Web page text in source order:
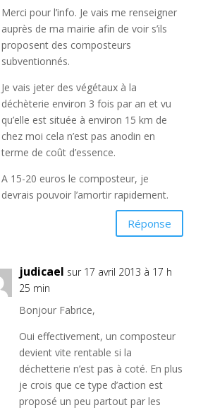
Merci pour l’info. Je vais me renseigner
auprès de ma mairie afin de voir s’ils
proposent des composteurs
subventionnés.
Je vais jeter des végétaux à la
déchèterie environ 3 fois par an et vu
qu’elle est située à environ 15 km de
chez moi cela n’est pas anodin en
terme de coût d’essence.
A 15-20 euros le composteur, je
devrais pouvoir l’amortir rapidement.
Réponse
judicael sur 17 avril 2013 à 17 h
25 min
Bonjour Fabrice,
Oui effectivement, un composteur
devient vite rentable si la
déchetterie n’est pas à coté. En plus
je crois que ce type d’action est
proposé un peu partout par les